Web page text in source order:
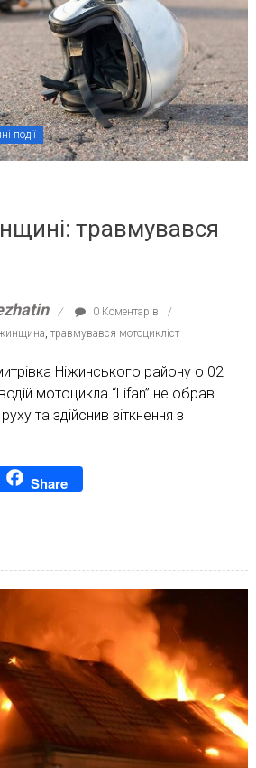
події
травмувався
0 Коментарів
травмувався мотоцикліст
Ніжинського району о 02
мотоцикла “Lifan” не обрав
та здійснив зіткнення з
Share